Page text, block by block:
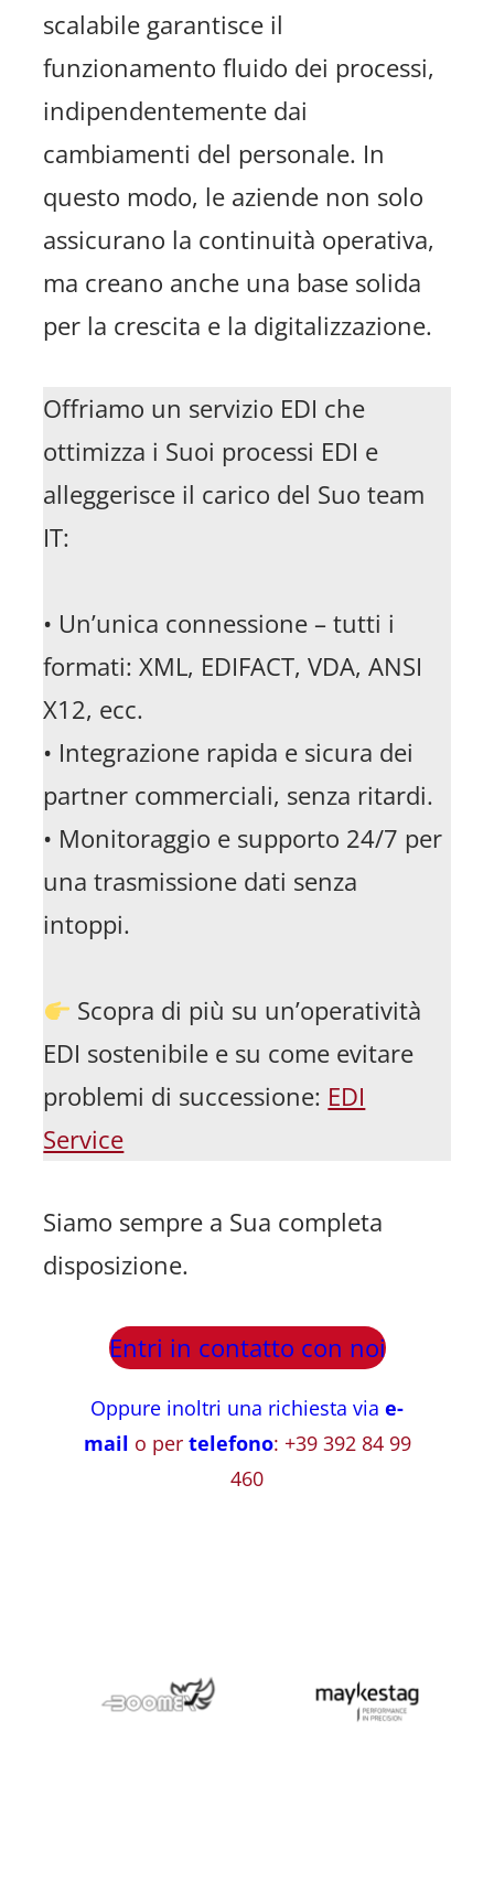
scalabile garantisce il
funzionamento fluido dei processi,
indipendentemente dai
cambiamenti del personale. In
questo modo, le aziende non solo
assicurano la continuità operativa,
ma creano anche una base solida
per la crescita e la digitalizzazione.
Offriamo un servizio EDI che
ottimizza i Suoi processi EDI e
alleggerisce il carico del Suo team
IT:
• Un’unica connessione – tutti i
formati: XML, EDIFACT, VDA, ANSI
X12, ecc.
• Integrazione rapida e sicura dei
partner commerciali, senza ritardi.
• Monitoraggio e supporto 24/7 per
una trasmissione dati senza
intoppi.
Scopra di più su un’operatività
EDI sostenibile e su come evitare
problemi di successione: EDI
Service
Siamo sempre a Sua completa
disposizione.
Entri in contatto con noi
Oppure inoltri una richiesta via e-
mail o per telefono: +39 392 84 99
460